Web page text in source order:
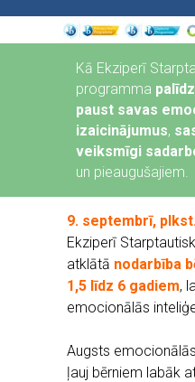
Kā Ekziperī
programma
paust savas
izaicinājumus,
veiksmīgi
un pieaugušajiem.
9. septembrī,
Ekziperī
atklātā nodarbība
1,5 līdz 6 gadiem,
emocionālās
Augsts
ļauj bērniem labāk